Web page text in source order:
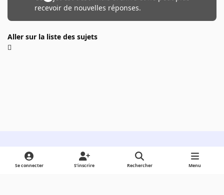
recevoir de nouvelles réponses.
Aller sur la liste des sujets
Light ModeDark ModeSystem Preference
Se connecter S’inscrire Rechercher Menu